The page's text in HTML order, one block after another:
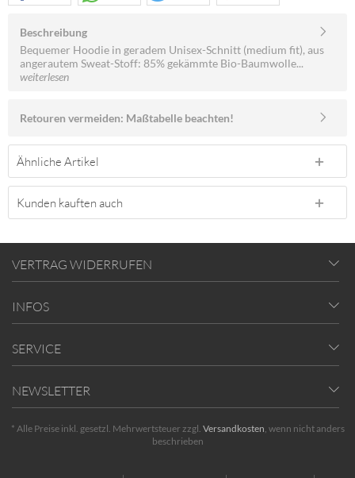
Beschreibung
Bequemer Hoodie in geradem Unisex-Schnitt (medium fit), aus
angerautem Sweat-Stoff: 85% gekämmte Bio-Baumwolle...
weiterlesen
Retouren vermeiden: Maßtabelle beachten!
Ähnliche Artikel
Kunden kauften auch
VERTRAG WIDERRUFEN
INFOS
SERVICE
NEWSLETTER
* Alle Preise inkl. gesetzl. Mehrwertsteuer zzgl. Versandkosten, wenn nicht anders
beschrieben